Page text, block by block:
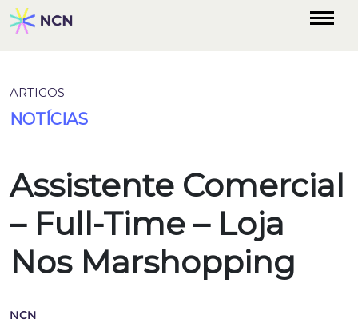
ARTIGOS
NOTÍCIAS
Assistente Comercial
– Full-Time – Loja
Nos Marshopping
NCN